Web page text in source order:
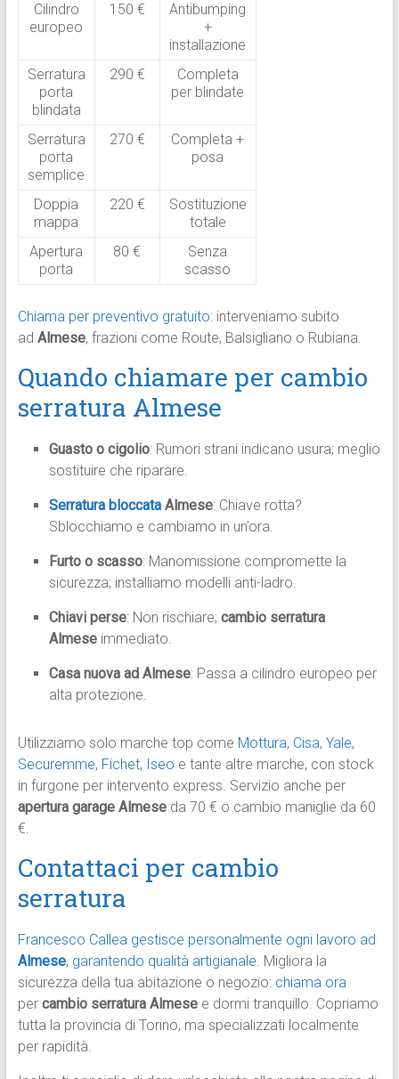
Cilindro
europeo
150 €
Antibumping
+
installazione
Serratura
porta
blindata
290 €
Completa
per blindate
Serratura
porta
semplice
270 €
Completa +
posa
Doppia
mappa
220 €
Sostituzione
totale
Apertura
porta
80 €
Senza
scasso
Chiama per preventivo gratuito: interveniamo subito
ad Almese, frazioni come Route, Balsigliano o Rubiana.
Quando chiamare per cambio
serratura Almese
Guasto o cigolio: Rumori strani indicano usura; meglio
sostituire che riparare.
Serratura bloccata Almese: Chiave rotta?
Sblocchiamo e cambiamo in un’ora.
Furto o scasso: Manomissione compromette la
sicurezza; installiamo modelli anti-ladro.
Chiavi perse: Non rischiare; cambio serratura
Almeseimmediato.
Casa nuova ad Almese: Passa a cilindro europeo per
alta protezione.
Utilizziamo solo marche top come Mottura, Cisa, Yale,
Securemme, Fichet, Iseo e tante altre marche, con stock
in furgone per intervento express. Servizio anche per
apertura garage Almeseda 70 € o cambio maniglie da 60
€.
Contattaci per cambio
serratura
Francesco Callea gestisce personalmente ogni lavoro ad
Almese, garantendo qualità artigianale. Migliora la
sicurezza della tua abitazione o negozio: chiama ora
per cambio serratura Almesee dormi tranquillo. Copriamo
tutta la provincia di Torino, ma specializzati localmente
per rapidità.